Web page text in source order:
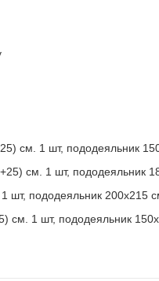
см. 1 шт, пододеяльник
см. 1 шт, пододеяльник
шт, пододеяльник 200х215
см. 1 шт, пододеяльник